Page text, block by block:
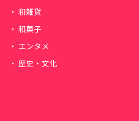
和雑貨
和菓子
エンタメ
歴史・文化